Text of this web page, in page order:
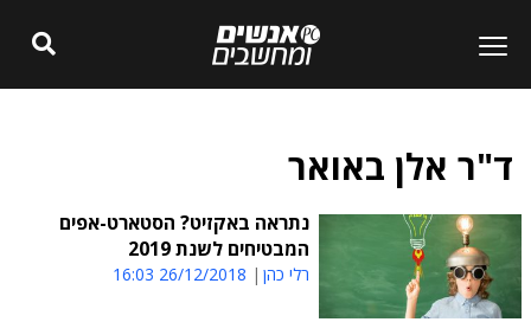
ד"ר אלן באואר
נתראה באקזיט? הסטארט-אפים
המבטיחים לשנת 2019
רלי כהן 26/12/2018 16:03